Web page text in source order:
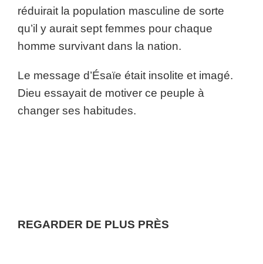
réduirait la population masculine de sorte
qu’il y aurait sept femmes pour chaque
homme survivant dans la nation.
Le message d’Ésaïe était insolite et imagé.
Dieu essayait de motiver ce peuple à
changer ses habitudes.
REGARDER DE PLUS PRÈS